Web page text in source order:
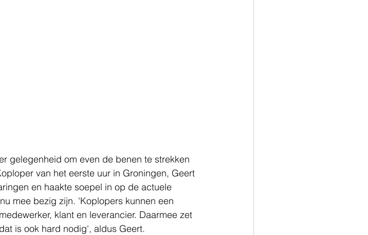
gelegenheid om even de benen te strekken
van het eerste uur in Groningen, Geert
en haakte soepel in op de actuele
mee bezig zijn. 'Koplopers kunnen een
klant en leverancier. Daarmee zet
is ook hard nodig', aldus Geert.